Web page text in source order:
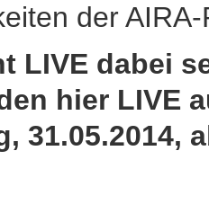
der
LIVE dabei
hier LIVE
31.05.2014,